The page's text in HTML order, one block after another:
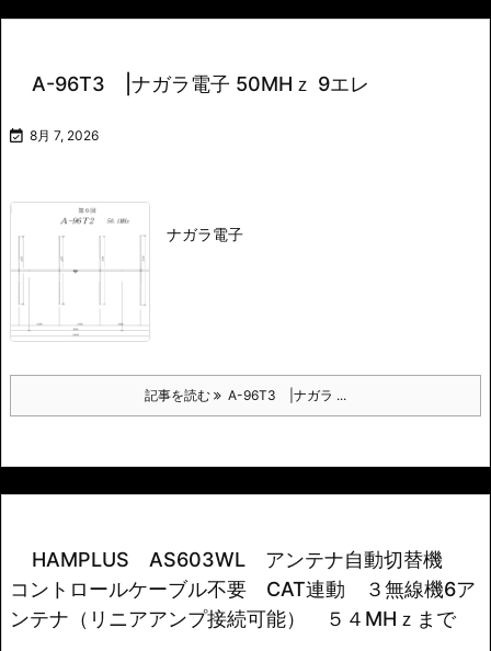
A-96T3 |ナガラ電子 50MHｚ 9エレ
 8月 7, 2026
ナガラ電子
記事を読む A-96T3 |ナガラ ...
HAMPLUS AS603WL アンテナ自動切替機
コントロールケーブル不要 CAT連動 ３無線機6ア
ンテナ（リニアアンプ接続可能） ５４MHｚまで